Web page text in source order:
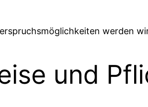
werden
und